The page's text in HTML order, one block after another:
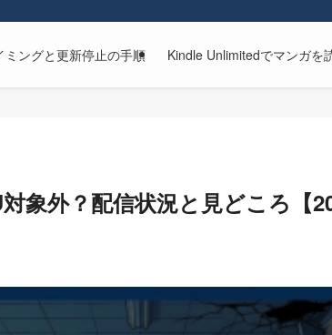
ングと更新停止の手順 Kindle Unlimitedでマンガを
象外？配信状況と見どころ【